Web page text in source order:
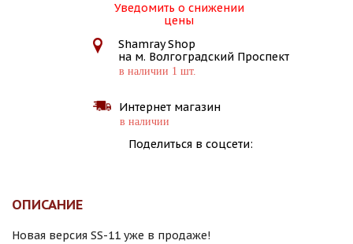
Уведомить о снижении
цены
Shamray Shop
на м. Волгоградский Проспект
в наличии 1 шт.
Интернет магазин
в наличии
Поделиться в соцсети:
ОПИСАНИЕ
Новая версия SS-11 уже в продаже!